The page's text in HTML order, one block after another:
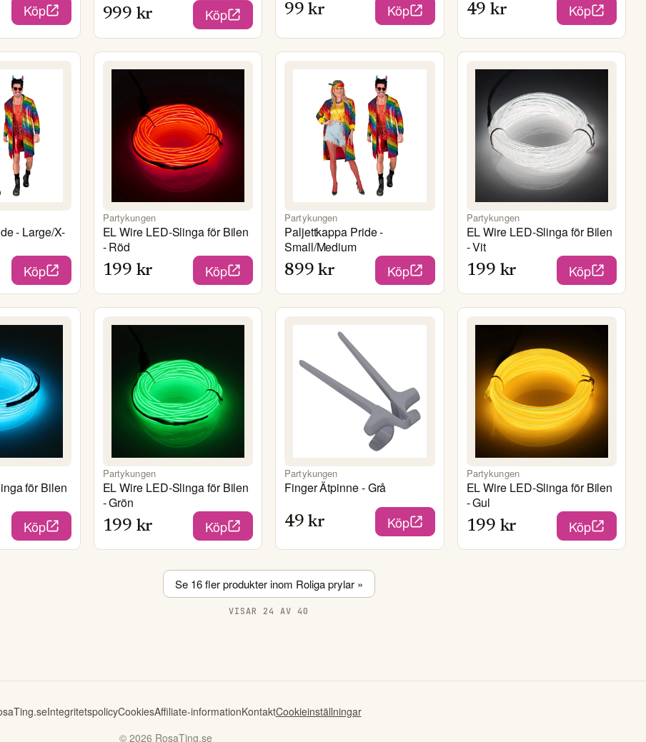
Köp 999 kr Köp 99 kr Köp 49 kr Köp
- Large/X-
Köp
Partykungen
EL Wire LED-Slinga för Bilen
- Röd
199 kr Köp
Partykungen
Paljettkappa Pride -
Small/Medium
899 kr Köp
Partykungen
EL Wire LED-Slinga för Bilen
- Vit
199 kr Köp
för Bilen
Köp
Partykungen
EL Wire LED-Slinga för Bilen
- Grön
199 kr Köp
Partykungen
Finger Ätpinne - Grå
49 kr Köp
Partykungen
EL Wire LED-Slinga för Bilen
- Gul
199 kr Köp
Se 16fler produkter inom Roliga prylar»
VISAR24 AV 40
IntegritetspolicyCookiesAffiliate-informationKontaktCookieinställningar
© 2026 RosaTing.se